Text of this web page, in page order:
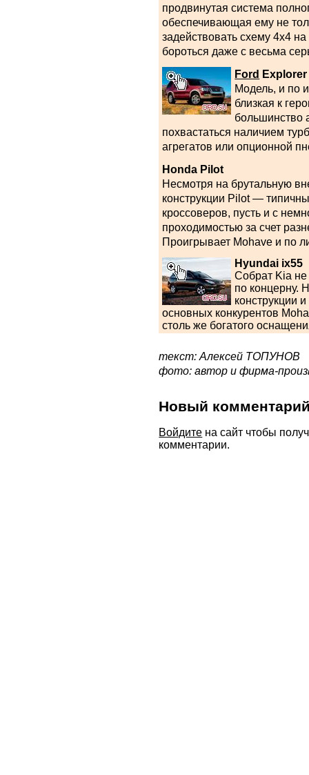
продвинутая система
обеспечивающая ему не
задействовать схему 4х4
бороться даже с весьма
Ford Explorer
Модель, и по
близкая к
большинство
похвастаться наличием
агрегатов или опционной
Honda Pilot
Несмотря на брутальную
конструкции Pilot —
кроссоверов, пусть и с
проходимостью за счет
Проигрывает Mohave и по
Hyundai ix55
Cобрат Kia не
по концерну.
конструкции
основных конкурентов
столь же богатого
текст: Алексей ТОПУНОВ
фото: автор и фирма-
Новый
Войдите на сайт чтобы
комментарии.